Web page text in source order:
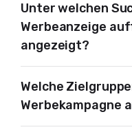
Unter welchen
Werbeanzeige
angezeigt?
Welche
Werbekampagne